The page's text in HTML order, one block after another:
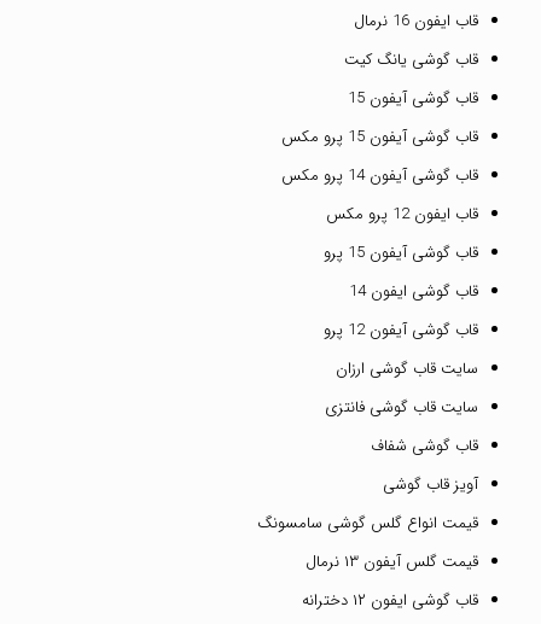
قاب ایفون 16 نرمال
قاب گوشی یانگ کیت
قاب گوشی آیفون 15
قاب گوشی آیفون 15 پرو مکس
قاب گوشی آیفون 14 پرو مکس
قاب ایفون 12 پرو مکس
قاب گوشی آیفون 15 پرو
قاب گوشی ایفون 14
قاب گوشی آیفون 12 پرو
سایت قاب گوشی ارزان
سایت قاب گوشی فانتزی
قاب گوشی شفاف
آویز قاب گوشی
قیمت انواع گلس گوشی سامسونگ
قیمت گلس آیفون ۱۳ نرمال
قاب گوشی ایفون ۱۲ دخترانه